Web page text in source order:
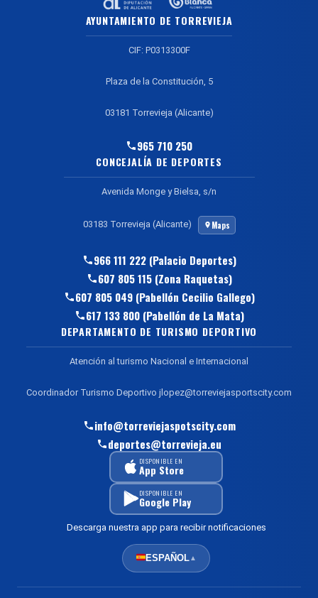
AYUNTAMIENTO DE TORREVIEJA
CIF: P0313300F
Plaza de la Constitución, 5
03181 Torrevieja (Alicante)
965 710 250
CONCEJALÍA DE DEPORTES
Avenida Monge y Bielsa, s/n
03183 Torrevieja (Alicante) Maps
966 111 222 (Palacio Deportes)
607 805 115 (Zona Raquetas)
607 805 049 (Pabellón Cecilio Gallego)
617 133 800 (Pabellón de La Mata)
DEPARTAMENTO DE TURISMO DEPORTIVO
Atención al turismo Nacional e Internacional
Coordinador Turismo Deportivo jlopez@torreviejasportscity.com
info@torreviejaspotscity.com
deportes@torrevieja.eu
DISPONIBLE EN
App Store
DISPONIBLE EN
Google Play
Descarga nuestra app para recibir notificaciones
ESPAÑOL▲